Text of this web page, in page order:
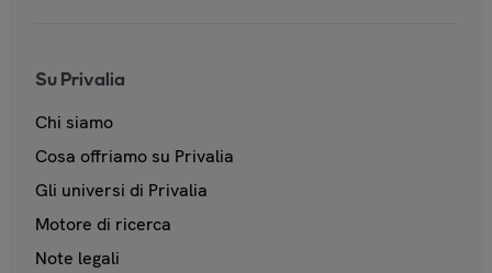
Su Privalia
Chi siamo
Cosa offriamo su Privalia
Gli universi di Privalia
Motore di ricerca
Note legali